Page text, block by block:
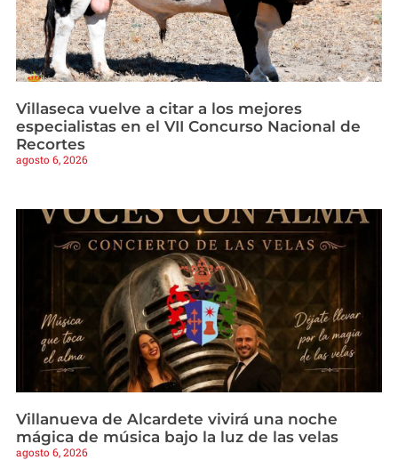
Villaseca vuelve a citar a los mejores
especialistas en el VII Concurso Nacional de
Recortes
agosto 6, 2026
Villanueva de Alcardete vivirá una noche
mágica de música bajo la luz de las velas
agosto 6, 2026